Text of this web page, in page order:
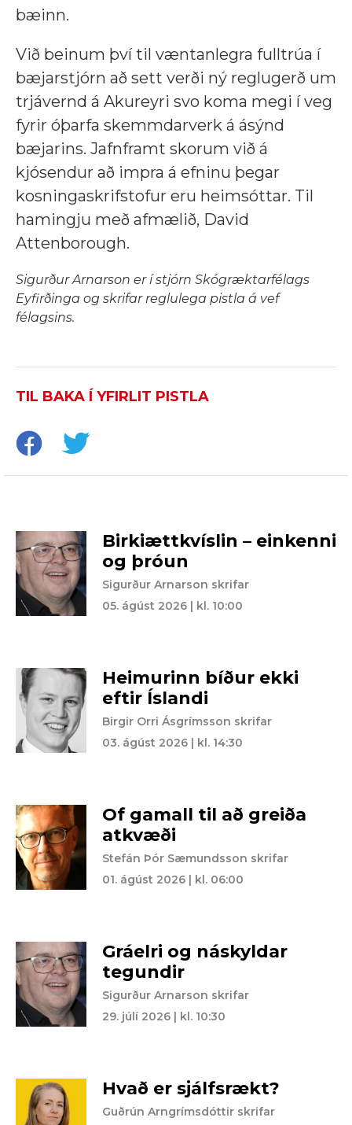
bæinn.
Við beinum því til væntanlegra fulltrúa í
bæjarstjórn að sett verði ný reglugerð um
trjávernd á Akureyri svo koma megi í veg
fyrir óþarfa skemmdarverk á ásýnd
bæjarins. Jafnframt skorum við á
kjósendur að impra á efninu þegar
kosningaskrifstofur eru heimsóttar. Til
hamingju með afmælið, David
Attenborough.
Sigurður Arnarson er í stjórn Skógræktarfélags
Eyfirðinga og skrifar reglulega pistla á vef
félagsins.
TIL BAKA Í YFIRLIT PISTLA
Birkiættkvíslin – einkenni
og þróun
Sigurður Arnarson skrifar
05. ágúst 2026 | kl. 10:00
Heimurinn bíður ekki
eftir Íslandi
Birgir Orri Ásgrímsson skrifar
03. ágúst 2026 | kl. 14:30
Of gamall til að greiða
atkvæði
Stefán Þór Sæmundsson skrifar
01. ágúst 2026 | kl. 06:00
Gráelri og náskyldar
tegundir
Sigurður Arnarson skrifar
29. júlí 2026 | kl. 10:30
Hvað er sjálfsrækt?
Guðrún Arngrímsdóttir skrifar